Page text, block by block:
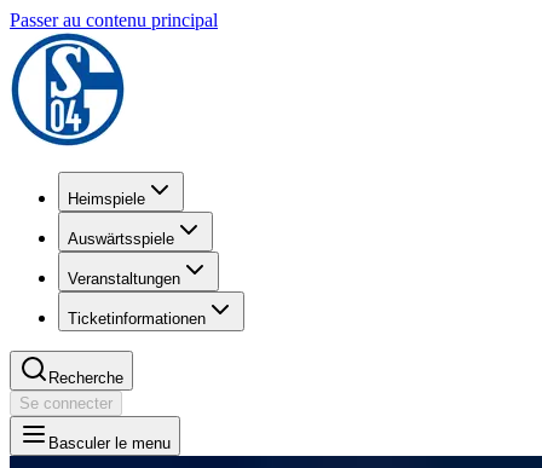
Passer au contenu principal
Heimspiele
Auswärtsspiele
Veranstaltungen
Ticketinformationen
Recherche
Se connecter
Basculer le menu